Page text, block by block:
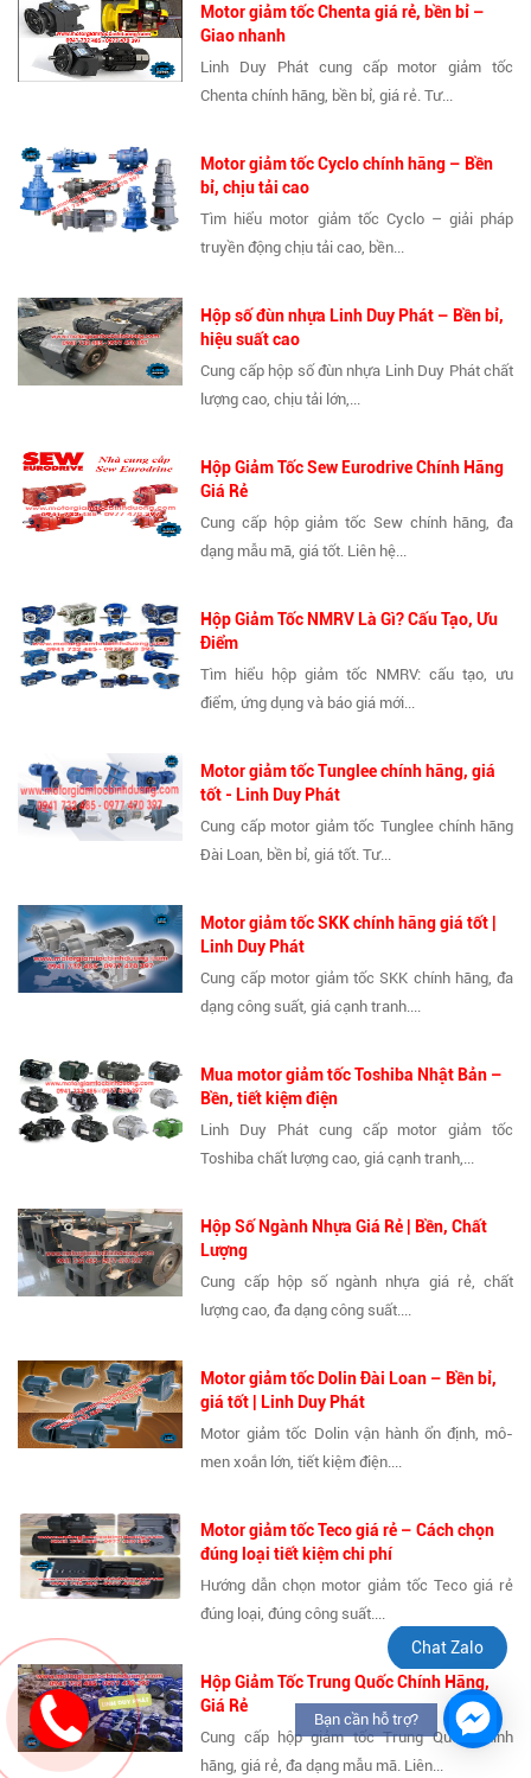
Motor giảm tốc Chenta giá rẻ, bền bỉ –
Giao nhanh
Linh Duy Phát cung cấp motor giảm tốc
Chenta chính hãng, bền bỉ, giá rẻ. Tư...
Motor giảm tốc Cyclo chính hãng – Bền
bỉ, chịu tải cao
Tìm hiểu motor giảm tốc Cyclo – giải pháp
truyền động chịu tải cao, bền...
Hộp số đùn nhựa Linh Duy Phát – Bền bỉ,
hiệu suất cao
Cung cấp hộp số đùn nhựa Linh Duy Phát chất
lượng cao, chịu tải lớn,...
Hộp Giảm Tốc Sew Eurodrive Chính Hãng
Giá Rẻ
Cung cấp hộp giảm tốc Sew chính hãng, đa
dạng mẫu mã, giá tốt. Liên hệ...
Hộp Giảm Tốc NMRV Là Gì? Cấu Tạo, Ưu
Điểm
Tìm hiểu hộp giảm tốc NMRV: cấu tạo, ưu
điểm, ứng dụng và báo giá mới...
Motor giảm tốc Tunglee chính hãng, giá
tốt - Linh Duy Phát
Cung cấp motor giảm tốc Tunglee chính hãng
Đài Loan, bền bỉ, giá tốt. Tư...
Motor giảm tốc SKK chính hãng giá tốt |
Linh Duy Phát
Cung cấp motor giảm tốc SKK chính hãng, đa
dạng công suất, giá cạnh tranh....
Mua motor giảm tốc Toshiba Nhật Bản –
Bền, tiết kiệm điện
Linh Duy Phát cung cấp motor giảm tốc
Toshiba chất lượng cao, giá cạnh tranh,...
Hộp Số Ngành Nhựa Giá Rẻ | Bền, Chất
Lượng
Cung cấp hộp số ngành nhựa giá rẻ, chất
lượng cao, đa dạng công suất....
Motor giảm tốc Dolin Đài Loan – Bền bỉ,
giá tốt | Linh Duy Phát
Motor giảm tốc Dolin vận hành ổn định, mô-
men xoắn lớn, tiết kiệm điện....
Motor giảm tốc Teco giá rẻ – Cách chọn
đúng loại tiết kiệm chi phí
Hướng dẫn chọn motor giảm tốc Teco giá rẻ
đúng loại, đúng công suất....
Hộp Giảm Tốc Trung Quốc Chính Hãng,
Giá Rẻ
Cung cấp hộp giảm tốc Trung Quốc chính
hãng, giá rẻ, đa dạng mẫu mã. Liên...
Chat Zalo
Bạn cần hỗ trợ?